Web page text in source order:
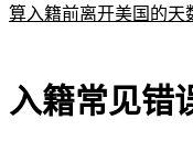
算入籍前离开美国的天
入籍常见错